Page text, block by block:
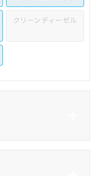
クリーンディーゼル